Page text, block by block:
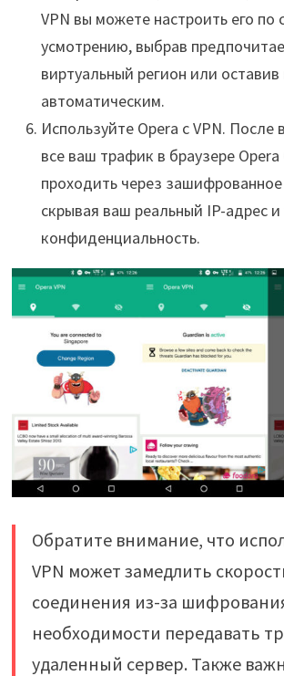
VPN вы можете настроить его по
усмотрению, выбрав
виртуальный регион или
автоматическим.
Используйте Opera с VPN. После
все ваш трафик в браузере Opera
проходить через
скрывая ваш реальный IP-адрес
конфиденциальность.
Обратите внимание, что
VPN может замедлить
соединения из-за
необходимости передавать
удаленный сервер. Также